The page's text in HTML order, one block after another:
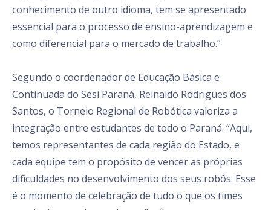
conhecimento de outro idioma, tem se apresentado
essencial para o processo de ensino-aprendizagem e
como diferencial para o mercado de trabalho.”
Segundo o coordenador de Educação Básica e
Continuada do Sesi Paraná, Reinaldo Rodrigues dos
Santos, o Torneio Regional de Robótica valoriza a
integração entre estudantes de todo o Paraná. “Aqui,
temos representantes de cada região do Estado, e
cada equipe tem o propósito de vencer as próprias
dificuldades no desenvolvimento dos seus robôs. Esse
é o momento de celebração de tudo o que os times